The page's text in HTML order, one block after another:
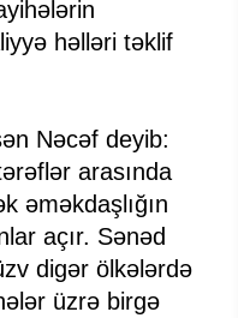
həlləri təklif
Nəcəf deyib:
arasında
əməkdaşlığın
açır. Sənəd
digər ölkələrdə
üzrə birgə